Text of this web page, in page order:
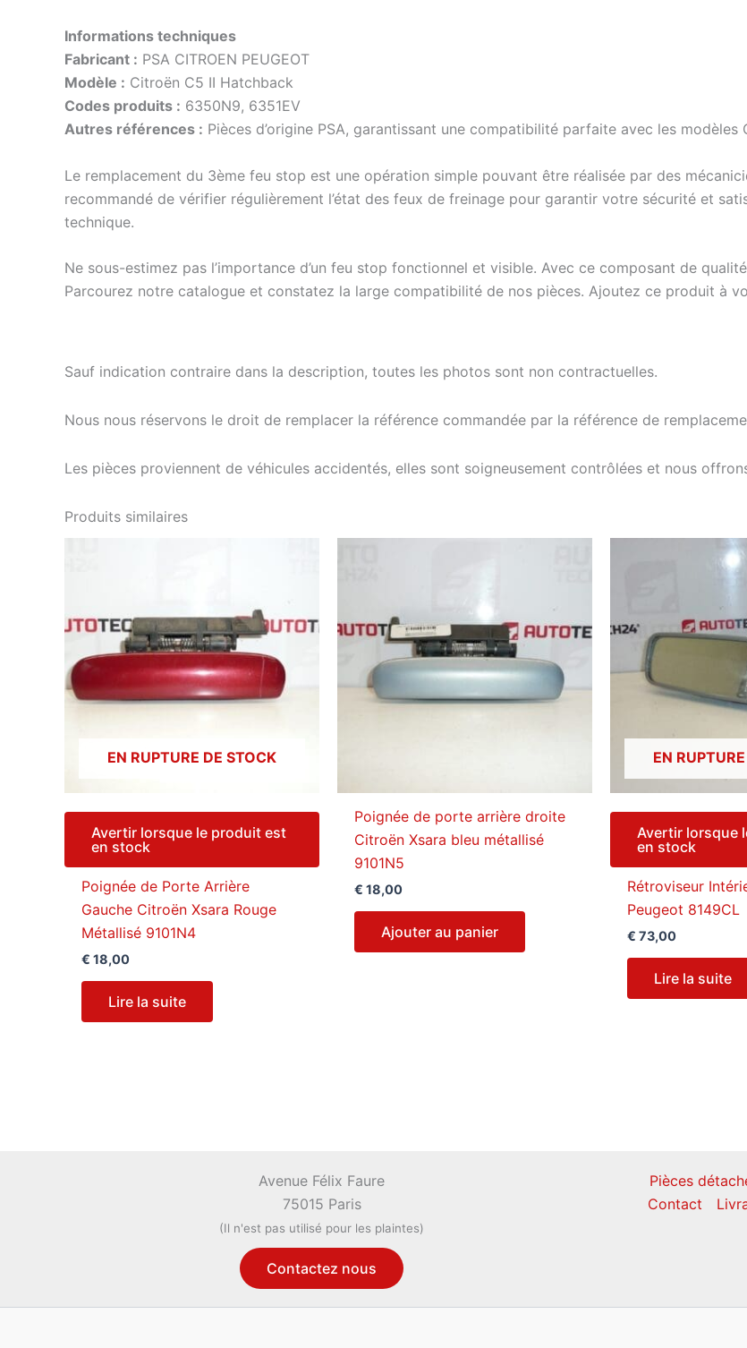
Informations techniques
Fabricant : PSA CITROEN PEUGEOT
Modèle : Citroën C5 II Hatchback
Codes produits : 6350N9, 6351EV
Autres références : Pièces d’origine PSA, garantissant une compatibilité parfaite avec les modèles
Le remplacement du 3ème feu stop est une opération simple pouvant être réalisée par des
recommandé de vérifier régulièrement l’état des feux de freinage pour garantir votre sécurité et
technique.
Ne sous-estimez pas l’importance d’un feu stop fonctionnel et visible. Avec ce composant de
Parcourez notre catalogue et constatez la large compatibilité de nos pièces. Ajoutez ce produit à
Sauf indication contraire dans la description, toutes les photos sont non contractuelles.
Nous nous réservons le droit de remplacer la référence commandée par la référence de
Les pièces proviennent de véhicules accidentés, elles sont soigneusement contrôlées et nous
Produits similaires
EN RUPTURE DE STOCK
Avertir lorsque le produit est
en stock
Poignée de Porte Arrière
Gauche Citroën Xsara Rouge
Métallisé 9101N4
€ 18,00
Lire la suite
Poignée de porte arrière droite
Citroën Xsara bleu métallisé
9101N5
€ 18,00
Ajouter au panier
EN
Avertir lorsque
en stock
Rétroviseur
Peugeot 8149CL
€ 73,00
Lire la suite
Avenue Félix Faure
75015 Paris
(Il n'est pas utilisé pour les plaintes)
Contactez nous
Pièces
Contact